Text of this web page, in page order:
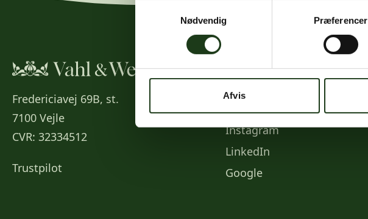
Samtykkevalg
Nødvendig
Præferencer
Afvis
Fredericiavej 69B, st.
7100 Vejle
CVR: 32334512
Trustpilot
Sociale medier
Facebook
Instagram
LinkedIn
Google